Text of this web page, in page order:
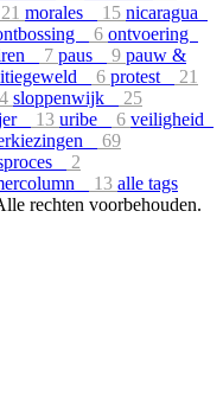
21 morales 15 nicaragua
6 ontvoering
7 paus 9 pauw &
6 protest
21
4 sloppenwijk
25
13 uribe 6 veiligheid
69
2
13 alle tags
rechten voorbehouden.